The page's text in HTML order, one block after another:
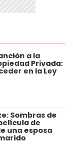
a la
Privada:
en la Ley
Sombras de
de
una esposa